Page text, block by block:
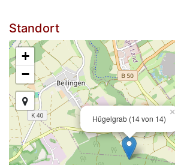
Standort
Hügelgrab (14 von 14)
×
+
−